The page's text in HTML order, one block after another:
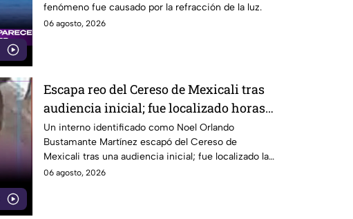
fenómeno fue causado por la refracción de la luz.
06 agosto, 2026
Escapa reo del Cereso de Mexicali tras
audiencia inicial; fue localizado horas
después
Un interno identificado como Noel Orlando
Bustamante Martínez escapó del Cereso de
Mexicali tras una audiencia inicial; fue localizado la
noche del miércoles.
06 agosto, 2026